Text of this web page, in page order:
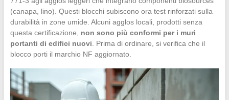
(canapa, lino). Questi blocchi subiscono ora test rinforzati sulla
durabilità in zone umide. Alcuni agglos locali, prodotti senza
questa certificazione, non sono più conformi per i muri
portanti di edifici nuovi. Prima di ordinare, si verifica che il
blocco porti il marchio NF aggiornato.